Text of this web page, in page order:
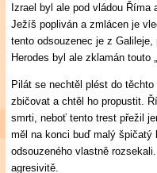
Izrael byl ale pod vládou
Ježíš popliván a zmlácen je
tento odsouzenec je z Galileje,
Herodes byl ale zklamán touto
Pilát se nechtěl plést do
zbičovat a chtěl ho propustit.
smrti, neboť tento trest přežil
měl na konci buď malý špičatý
odsouzeného vlastně
agresivitě.